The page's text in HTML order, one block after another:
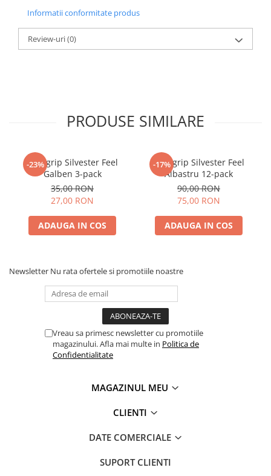
Informatii conformitate produs
Review-uri(0)
PRODUSE SIMILARE
-23%
Overgrip Silvester Feel
Galben 3-pack
35,00 RON
27,00 RON
ADAUGA IN COS
-17%
Overgrip Silvester Feel
Albastru 12-pack
90,00 RON
75,00 RON
ADAUGA IN COS
Newsletter Nu rata ofertele si promotiile noastre
Vreau sa primesc newsletter cu promotiile
magazinului. Afla mai multe in Politica de
Confidentialitate
MAGAZINUL MEU
CLIENTI
DATE COMERCIALE
SUPORT CLIENTI